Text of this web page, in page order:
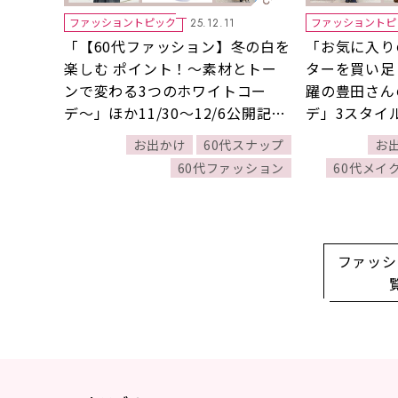
ファッショントピック 25.12.11
「【60代ファッション】冬の白を
楽しむ ポイント！〜素材とトー
ンで変わる3つのホワイトコー
デ〜」ほか11/30～12/6公開記事
の人気ランキングをご紹介！【今
週の新着記事ベスト10】
お出かけ
60代スナップ
60代ファッション
ファッショント
「お気に入
ターを買い
躍の豊田さ
デ」3スタイ
11/29公開
をご紹介！
ト10】
お
60代メイ
ファッ